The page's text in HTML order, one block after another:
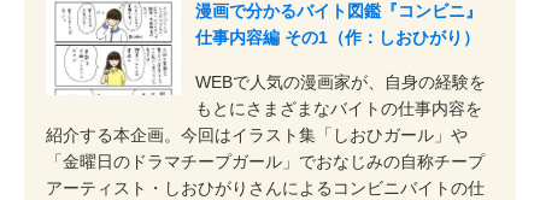
漫画で分かるバイト図鑑『コンビニ』
仕事内容編 その1（作：しおひがり）
WEBで人気の漫画家が、自身の経験を
もとにさまざまなバイトの仕事内容を
紹介する本企画。今回はイラスト集「しおひガール」や
「金曜日のドラマチープガール」でおなじみの自称チープ
アーティスト・しおひがりさんによるコンビニバイトの仕